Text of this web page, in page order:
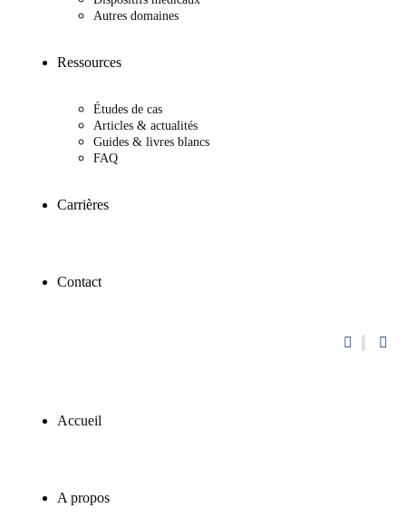
Autres domaines
Ressources
Études de cas
Articles & actualités
Guides & livres blancs
FAQ
Carrières
Contact
Accueil
A propos